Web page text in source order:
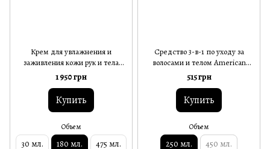
Крем для увлажнения и
заживления кожи рук и тела
Mediceuticals Special Care Dual
Moist 180 мл
1 950 грн
Купить
Объем
30 мл. 180 мл. 475 мл.
Средство 3-в-1 по уходу за
волосами и телом American
Crew Shampoo, Conditioner and
Body Wash 3in1 250 мл
515 грн
Купить
Объем
250 мл.
450 мл.